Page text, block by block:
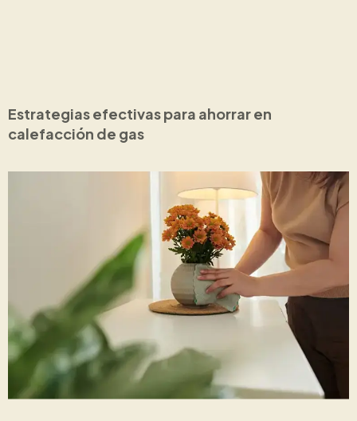
Estrategias efectivas para ahorrar en
calefacción de gas